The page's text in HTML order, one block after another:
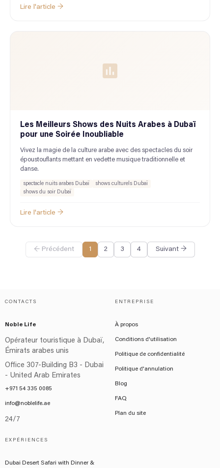
Lire l'article →
Les Meilleurs Shows des Nuits Arabes à Dubaï
pour une Soirée Inoubliable
Vivez la magie de la culture arabe avec des spectacles du soir
époustouflants mettant en vedette musique traditionnelle et
danse.
spectacle nuits arabes Dubaï
shows culturels Dubaï
shows du soir Dubaï
Lire l'article →
← Précédent 1 2 3 4 Suivant →
CONTACTS
Noble Life
Opérateur touristique à Dubaï,
Émirats arabes unis
Office 307-Building B3 - Dubai
- United Arab Emirates
+971 54 335 0085
info@noblelife.ae
24/7
ENTREPRISE
À propos
Conditions d'utilisation
Politique de confidentialité
Politique d'annulation
Blog
FAQ
Plan du site
EXPÉRIENCES
Dubai Desert Safari with Dinner &